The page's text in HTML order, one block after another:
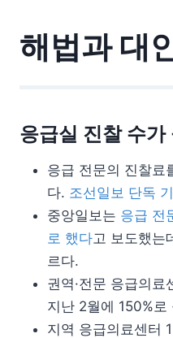
해법과 대
응급실 진찰 수가
응급 전문의 진찰료
다. 조선일보 단독
중앙일보는 응급 전
로 했다고 보도했는
르다.
권역·전문 응급의
지난 2월에 150%로
지역 응급의료센터